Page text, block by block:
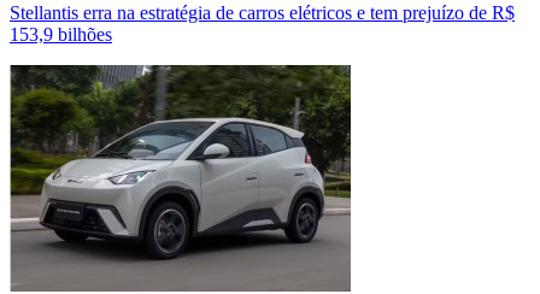
Stellantis erra na estratégia de carros elétricos e tem prejuízo de R$
153,9 bilhões